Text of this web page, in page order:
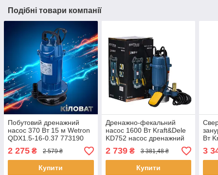
Подібні товари компанії
Побутовий дренажний
насос 370 Вт 15 м Wetron
QDX1.5-16-0.37 773190
водяна помпа
перекачування води насос
для перекачки чистої води
2 275 ₴ 2 579 ₴
Купити
Дренажно-фекальний
насос 1600 Вт Kraft&Dele
KD752 насос дренажний
фекальний
2 739₴ 3 381,48 ₴
Купити
Вт
3